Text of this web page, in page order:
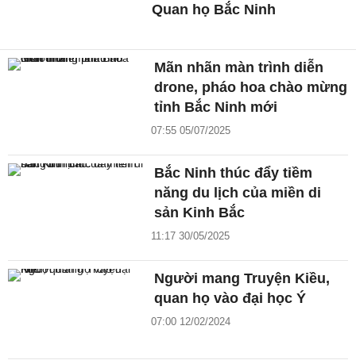
Quan họ Bắc Ninh
Mãn nhãn màn trình diễn
drone, pháo hoa chào mừng
tỉnh Bắc Ninh mới
07:55 05/07/2025
Bắc Ninh thúc đẩy tiềm
năng du lịch của miền di
sản Kinh Bắc
11:17 30/05/2025
Người mang Truyện Kiều,
quan họ vào đại học Ý
07:00 12/02/2024